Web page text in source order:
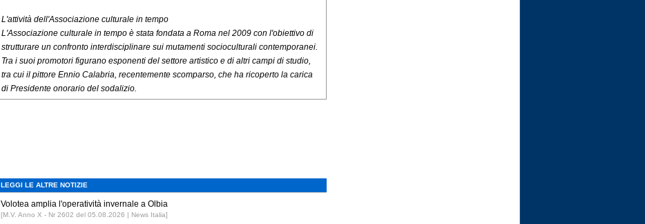
L'attività dell'Associazione culturale in tempo
L'Associazione culturale in tempo è stata fondata a Roma nel 2009 con l'obiettivo di
strutturare un confronto interdisciplinare sui mutamenti socioculturali contemporanei.
Tra i suoi promotori figurano esponenti del settore artistico e di altri campi di studio,
tra cui il pittore Ennio Calabria, recentemente scomparso, che ha ricoperto la carica
di Presidente onorario del sodalizio.
LEGGI LE ALTRE NOTIZIE
Volotea amplia l'operatività invernale a Olbia
[M.V. Anno X - Nr 2602 del 05.08.2026 | News Italia]